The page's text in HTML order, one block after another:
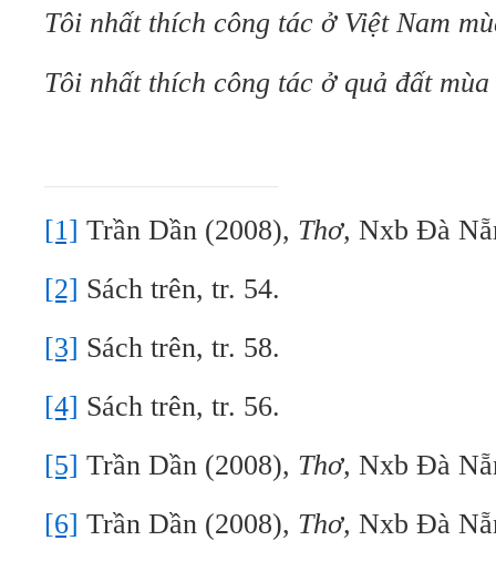
Tôi nhất thích công tác ở Việt Nam
Tôi nhất thích công tác ở quả đất mùa
[1] Trần Dần (2008), Thơ, Nxb Đà
[2] Sách trên, tr. 54.
[3] Sách trên, tr. 58.
[4] Sách trên, tr. 56.
[5] Trần Dần (2008), Thơ, Nxb Đà
[6] Trần Dần (2008), Thơ, Nxb Đà